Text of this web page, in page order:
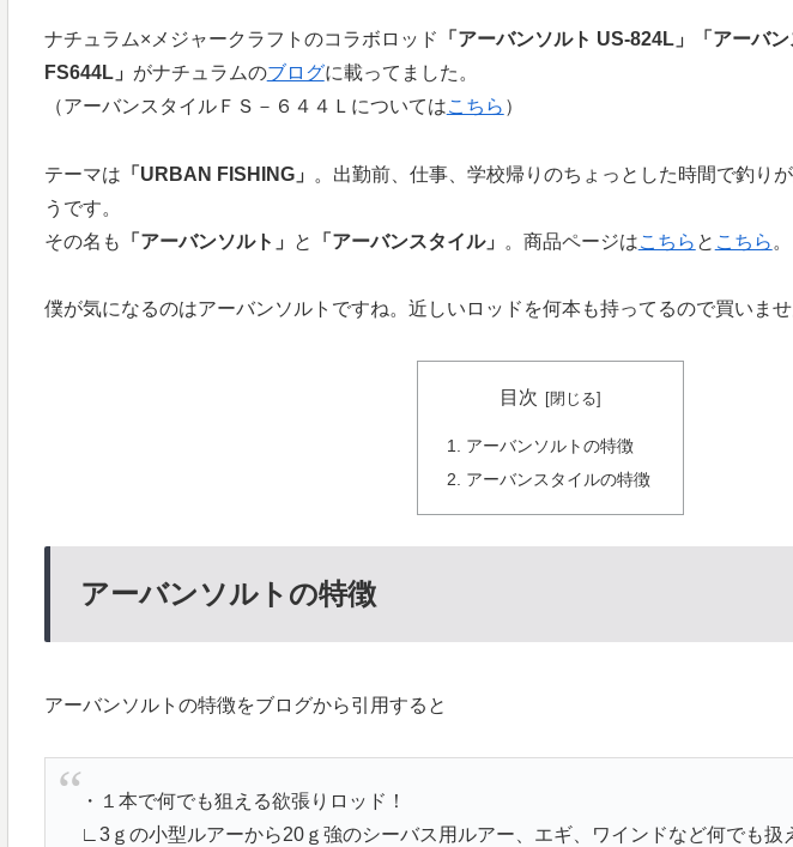
ナチュラム×メジャークラフトのコラボロッド
「アーバンソルト US-824L」「アーバ
FS644L」 がナチュラムのブログに載ってました。
（アーバンスタイルＦＳ－６４４Ｌについてはこちら ）
テーマは 「URBAN FISHING」
。出勤前、仕事、学校帰りのちょっとした時間で釣り
うです。
その名も
「アーバンソルト」 と 「アーバンスタイル」 。商品ページはこちら と こちら 。
僕が気になるのはアーバンソルトですね。近しいロッドを何本も持ってるので買いませ
目次
アーバンソルトの特徴
アーバンスタイルの特徴
アーバンソルトの特徴
アーバンソルトの特徴をブログから引用すると
・１本で何でも狙える欲張りロッド！
∟3ｇの小型ルアーから20ｇ強のシーバス用ルアー、エギ、ワインドなど何でも扱